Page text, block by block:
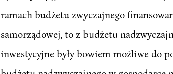
ramach budżetu zwyczajnego
samorządowej, to z budżetu
inwestycyjne były bowiem możliwe do